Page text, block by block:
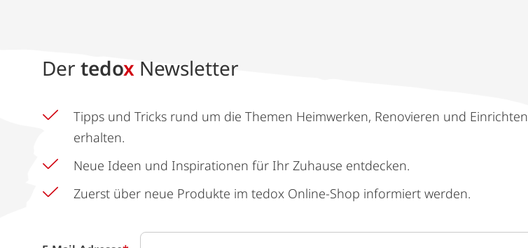
Der tedox Newsletter
Tipps und Tricks rund um die Themen Heimwerken, Renovieren und Einrichten
erhalten.
Neue Ideen und Inspirationen für Ihr Zuhause entdecken.
Zuerst über neue Produkte im tedox Online-Shop informiert werden.